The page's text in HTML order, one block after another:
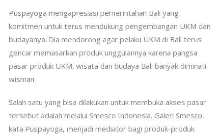
Puspayoga mengapresiasi pemerintahan Bali yang
komitmen untuk terus mendukung pengembangan UKM dan
budayanya. Dia mendorong agar pelaku UKM di Bali terus
gencar memasarkan produk unggulannya karena pangsa
pasar produk UKM, wisata dan budaya Bali banyak diminati
wisman.
Salah satu yang bisa dilakukan untuk membuka akses pasar
tersebut adalah melalui Smesco Indonesia. Galeri Smesco,
kata Puspayoga, menjadi mediator bagi produk-produk